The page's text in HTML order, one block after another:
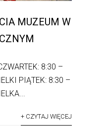
MUZEUM W
8:30 –
PIĄTEK: 8:30 –
+ CZYTAJ WIĘCEJ